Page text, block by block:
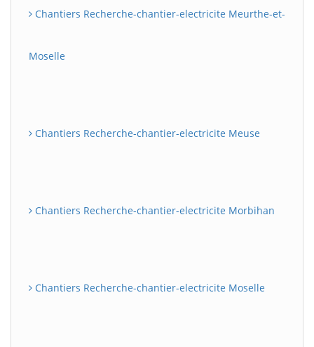
Chantiers Recherche-chantier-electricite Meurthe-et-
Moselle
Chantiers Recherche-chantier-electricite Meuse
Chantiers Recherche-chantier-electricite Morbihan
Chantiers Recherche-chantier-electricite Moselle